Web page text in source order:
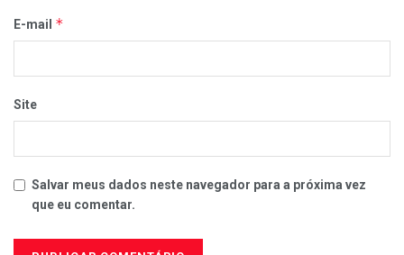
E-mail *
Site
Salvar meus dados neste navegador para a próxima vez
que eu comentar.